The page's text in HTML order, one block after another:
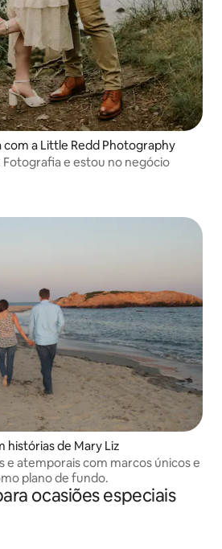
a Little Redd Photography
Fotografia e estou no negócio
histórias de Mary Liz
e atemporais com marcos únicos e
plano de fundo.
ocasiões especiais